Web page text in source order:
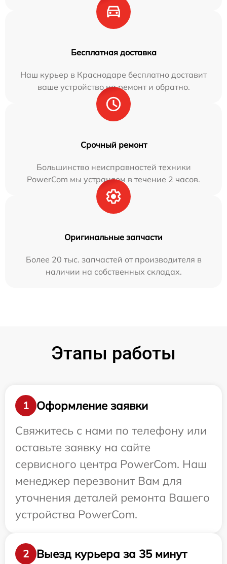
Бесплатная доставка
Наш курьер в Краснодаре бесплатно доставит
ваше устройство на ремонт и обратно.
Срочный ремонт
Большинство неисправностей техники
PowerCom мы устраняем в течение 2 часов.
Оригинальные запчасти
Более 20 тыс. запчастей от производителя в
наличии на собственных складах.
Этапы работы
1
Оформление заявки
Свяжитесь с нами по телефону или
оставьте заявку на сайте
сервисного центра PowerCom. Наш
менеджер перезвонит Вам для
уточнения деталей ремонта Вашего
устройства PowerCom.
2 Выезд курьера за 35 минут